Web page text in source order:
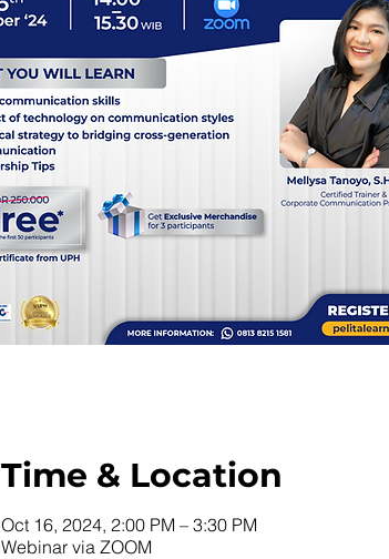
Time & Location
Oct 16, 2024, 2:00 PM – 3:30 PM
Webinar via ZOOM